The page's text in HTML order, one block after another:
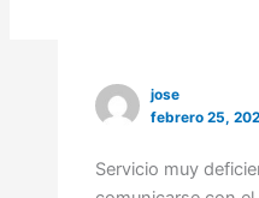
jose
febrero 25,
Servicio muy